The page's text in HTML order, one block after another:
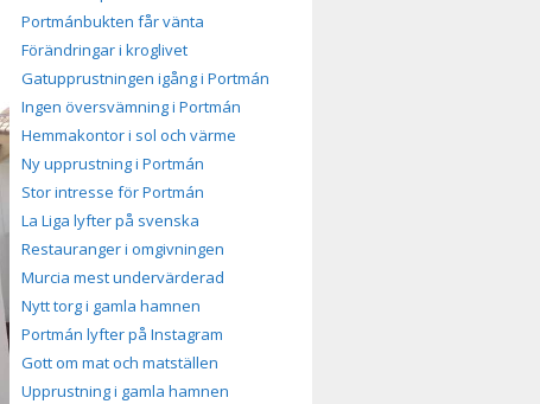
Portmánbukten får vänta
Förändringar i kroglivet
Gatupprustningen igång i Portmán
Ingen översvämning i Portmán
Hemmakontor i sol och värme
Ny upprustning i Portmán
Stor intresse för Portmán
La Liga lyfter på svenska
Restauranger i omgivningen
Murcia mest undervärderad
Nytt torg i gamla hamnen
Portmán lyfter på Instagram
Gott om mat och matställen
Upprustning i gamla hamnen